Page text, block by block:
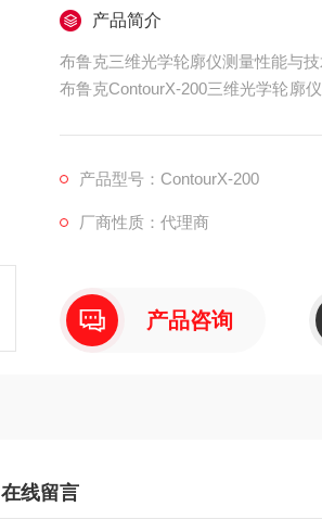
产品简介
布鲁克三维光学轮廓仪测量性能与
布鲁克ContourX-200三维光学轮廓
产品型号：ContourX-200
厂商性质：代理商
产品咨询
在线留言